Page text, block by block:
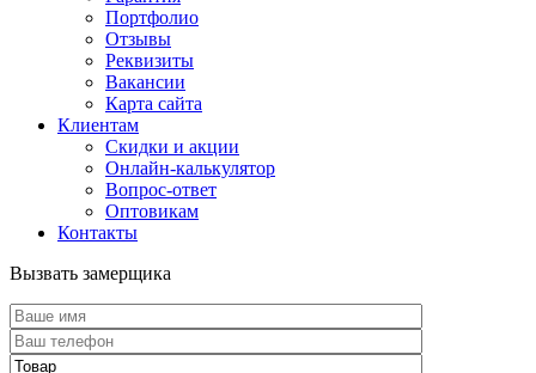
Портфолио
Отзывы
Реквизиты
Вакансии
Карта сайта
Клиентам
Скидки и акции
Онлайн-калькулятор
Вопрос-ответ
Оптовикам
Контакты
Вызвать замерщика